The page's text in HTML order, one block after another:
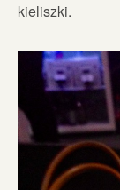
kieliszki.